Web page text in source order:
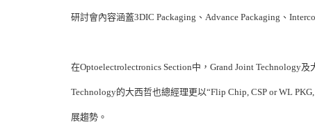
研討會內容涵蓋3DIC Packaging、Advance Packaging、
在Optoelectrolectronics Section中，Grand Joint Technology
Technology的大西哲也總經理更以“Flip Chip, CSP or WL
展趨勢。